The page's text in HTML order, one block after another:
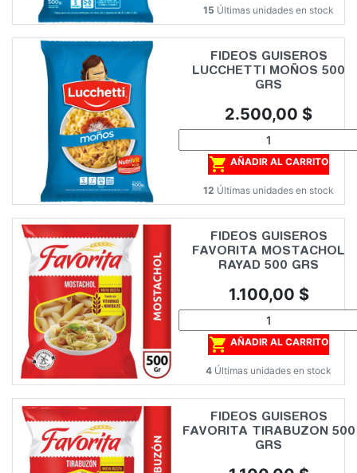
15 Últimas unidades en stock
FIDEOS GUISEROS
LUCCHETTI MOÑOS 500
GRS
Precio
2.500,00 $
 AÑADIR AL CARRITO
12 Últimas unidades en stock
FIDEOS GUISEROS
FAVORITA MOSTACHOL
RAYAD 500 GRS
Precio
1.100,00 $
 AÑADIR AL CARRITO
4 Últimas unidades en stock
FIDEOS GUISEROS
FAVORITA TIRABUZON 500
GRS